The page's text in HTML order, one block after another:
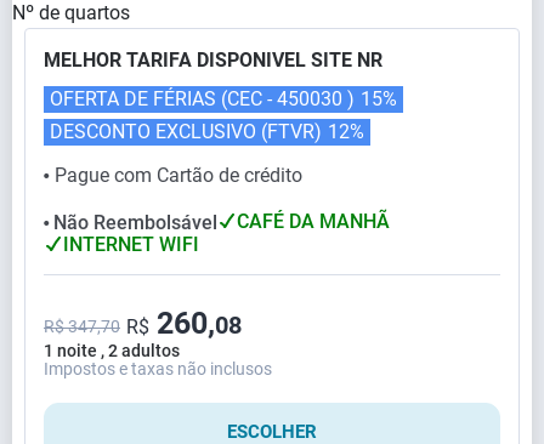
Nº de quartos
MELHOR TARIFA DISPONIVEL SITE NR
⬤ Pague com Cartão de crédito
OFERTA DE FÉRIAS (CEC - 450030 ) 15%
DESCONTO EXCLUSIVO (FTVR) 12%
⬤ Não Reembolsável
CAFÉ DA MANHÃ
INTERNET WIFI
1 noite , 2 adultos
R$ 347,70 R$ 260,08
Impostos e taxas não inclusos
ESCOLHER